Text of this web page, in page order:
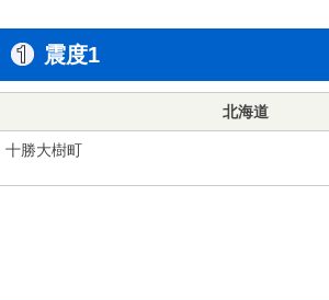
震度1
北海道
十勝大樹町